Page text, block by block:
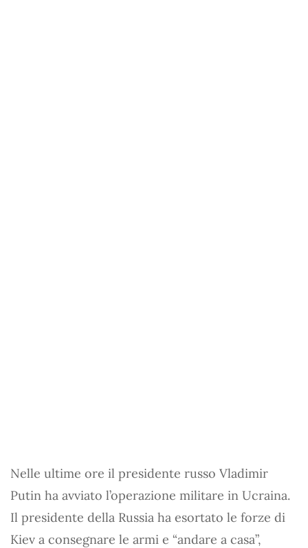
Nelle ultime ore il presidente russo Vladimir
Putin ha avviato l’operazione militare in Ucraina.
Il presidente della Russia ha esortato le forze di
Kiev a consegnare le armi e “andare a casa”,